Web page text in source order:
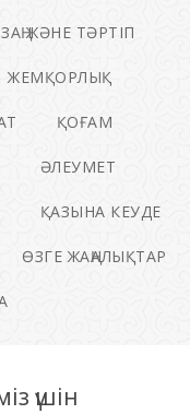
ЗАҢ ЖӘНЕ ТӘРТІП
ЖЕМҚОРЛЫҚ
ҚОҒАМ
ӘЛЕУМЕТ
ҚАЗЫНА КЕУДЕ
ӨЗГЕ ЖАҢАЛЫҚТАР
үшін